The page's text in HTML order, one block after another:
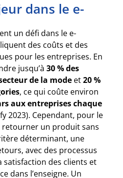
dans le e-
un défi dans le e-
des coûts et des
pour les entreprises. En
jusqu’à 30 % des
de la mode et20 %
, ce qui coûte environ
aux entreprises chaque
2023). Cependant, pour le
retourner un produit sans
déterminant, une
avec des processus
satisfaction des clients et
dans l’enseigne. Un